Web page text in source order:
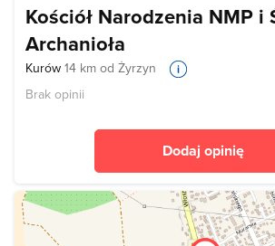
Kościół Narodzenia NMP i
Archanioła
Kurów 14 km od Żyrzyn
Brak opinii
Dodaj opinię